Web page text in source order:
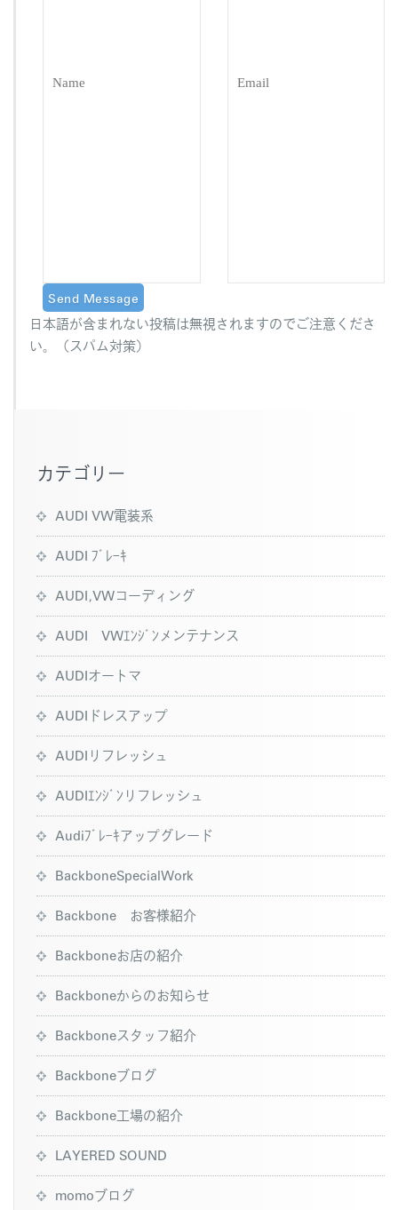
日本語が含まれない投稿は無視されますのでご注意くださ
い。（スパム対策）
カテゴリー
AUDI VW電装系
AUDI ﾌﾞﾚｰｷ
AUDI,VWコーディング
AUDI VWｴﾝｼﾞﾝメンテナンス
AUDIオートマ
AUDIドレスアップ
AUDIリフレッシュ
AUDIｴﾝｼﾞﾝリフレッシュ
Audiﾌﾞﾚｰｷアップグレード
BackboneSpecialWork
Backbone お客様紹介
Backboneお店の紹介
Backboneからのお知らせ
Backboneスタッフ紹介
Backboneブログ
Backbone工場の紹介
LAYERED SOUND
momoブログ